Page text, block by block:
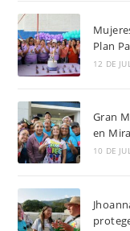
Plan
12 DE
Gran
en
10 DE